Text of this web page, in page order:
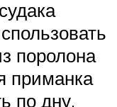
поролона
приманка
по дну.